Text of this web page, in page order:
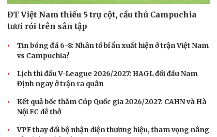
ĐT Việt Nam thiếu 5 trụ cột, cầu thủ Campuchia
tươi rói trên sân tập
Tin bóng đá 6-8: Nhân tố bí ẩn xuất hiện ở trận Việt Nam
vs Campuchia?
Lịch thi đấu V-League 2026/2027: HAGL đối đầu Nam
Định ngay ở trận ra quân
Kết quả bốc thăm Cúp Quốc gia 2026/2027: CAHN và Hà
Nội FC dễ thở
VPF thay đổi bộ nhận diện thương hiệu, tham vọng nâng